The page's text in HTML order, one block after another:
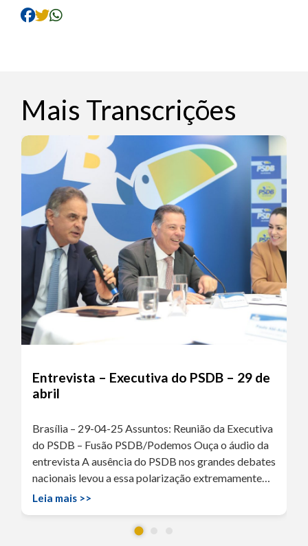
Mais Transcrições
Entrevista – Executiva do PSDB – 29 de
abril
Brasília – 29-04-25 Assuntos: Reunião da Executiva
do PSDB – Fusão PSDB/Podemos Ouça o áudio da
entrevista A ausência do PSDB nos grandes debates
nacionais levou a essa polarização extremamente…
Leia mais >>